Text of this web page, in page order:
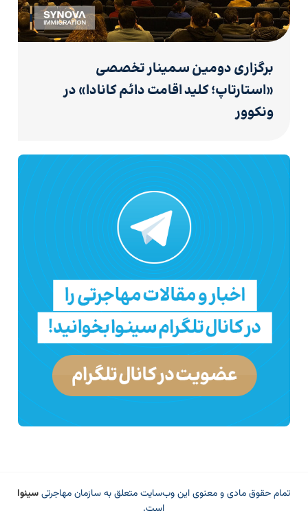
برگزاری دومین سمینار تخصصی
«استارتاپ؛ کلید اقامت دائم کانادا» در
ونکوور
تمام حقوق مادی و معنوی این وب‌سایت متعلق به سازمان مهاجرتیسینوا
است.